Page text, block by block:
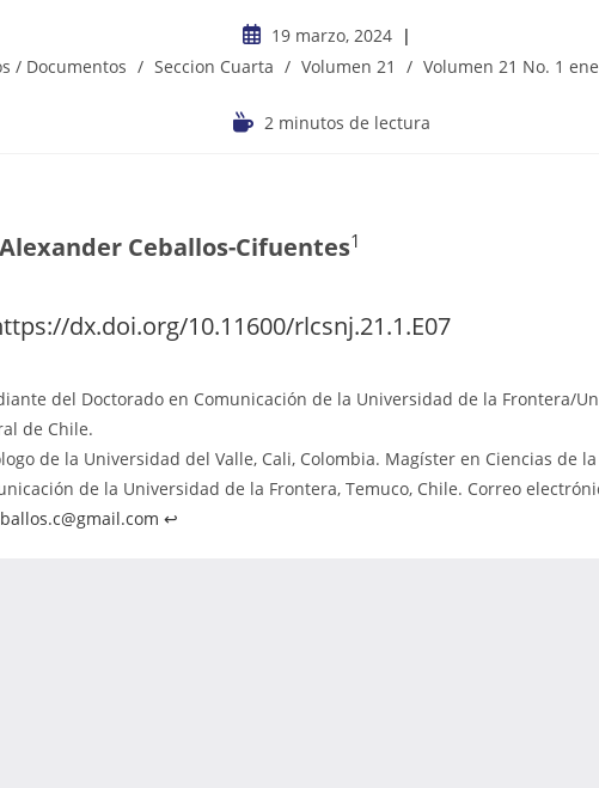
19 marzo, 2024
/ Documentos / Seccion Cuarta / Volumen 21 / Volumen 21 No. 1
2 minutos de lectura
Ceballos-Cifuentes1
dx.doi.org/10.11600/rlcsnj.21.1.E07
del Doctorado en Comunicación de la Universidad de la Frontera/
de Chile.
de la Universidad del Valle, Cali, Colombia. Magíster en Ciencias de la
de la Universidad de la Frontera, Temuco, Chile. Correo
↩︎